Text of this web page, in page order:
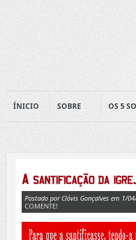
ÍNICIO SOBRE OS 5
Postado por Clóvis Gonçalves em 1/
COMENTE!